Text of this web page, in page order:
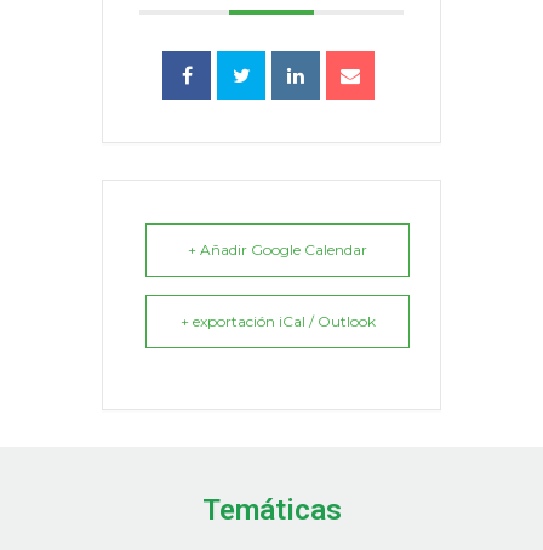
+ Añadir Google Calendar
+ exportación iCal / Outlook
Temáticas